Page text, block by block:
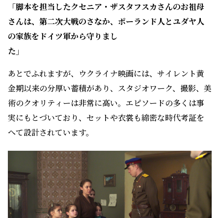
「脚本を担当したクセニア・ザスタフスカさんのお祖母
さんは、第二次大戦のさなか、ポーランド人とユダヤ人
の家族をドイツ軍から守りまし
た」
あとでふれますが、ウクライナ映画には、サイレント黄
金期以来の分厚い蓄積があり、スタジオワーク、撮影、美
術のクオリティーは非常に高い。エピソードの多くは事
実にもとづいており、セットや衣裳も綿密な時代考証を
へて設計されています。